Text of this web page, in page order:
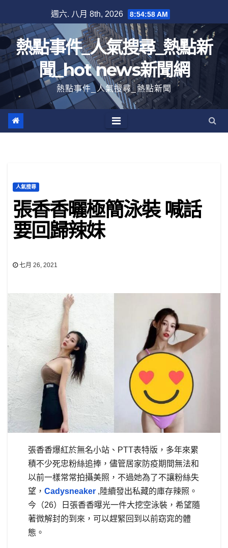
至
內
容
週六. 八月 8th, 2026 8:54:59 AM
熱點事件_人氣搜尋_熱點新
聞_hot news新聞網
熱點事件_人氣搜尋_熱點新聞
人氣搜尋
張香香曬極簡泳裝 喊話
要回歸辣妹
七月 26, 2021
張香香爆紅於無名小站、PTT表特版，多年來累
積不少死忠粉絲追捧，儘管居家防疫期間無法和
以前一樣常常拍攝美照，不過她為了不讓粉絲失
望， Cadysneaker ,陸續發出私藏的庫存辣照。
今（26）日張香香曝光一件大挖空泳裝，希望隨
著微解封的到來，可以趕緊回到以前窈窕的體
態。